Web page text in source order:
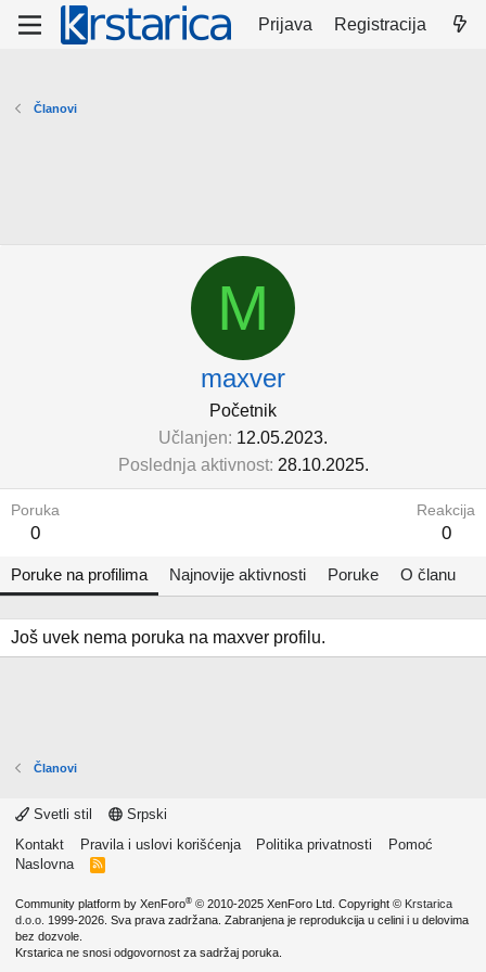
Prijava Registracija
Članovi
M
maxver
Početnik
Učlanjen 12.05.2023.
Poslednja aktivnost 28.10.2025.
Poruka
0
Reakcija
0
Poruke na profilima Najnovije aktivnosti Poruke O članu
Još uvek nema poruka na maxver profilu.
Članovi
Svetli stil
Srpski
Kontakt
Pravila i uslovi korišćenja Politika privatnosti
Pomoć
Naslovna
R
Community platform by XenForo® © 2010-2025 XenForo Ltd. Copyright © Krstarica
d.o.o. 1999-2026. Sva prava zadržana. Zabranjena je reprodukcija u celini i u delovima
bez dozvole.
Krstarica ne snosi odgovornost za sadržaj poruka.